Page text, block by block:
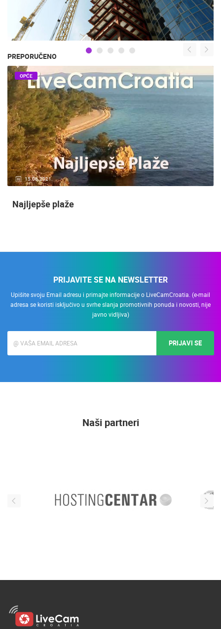
PREPORUČENO
15.06.2021.
OPĆE
Najljepše plaže
PRIJAVITE SE NA NEWSLETTER
Upišite svoju Email adresu i primajte informacije o LiveCamCroatia. (e-mail
adresa se koristi isključivo u svrhe slanja promotivnih ponuda i novosti, nije
javno vidljiva)
PRIJAVI SE
Naši partneri